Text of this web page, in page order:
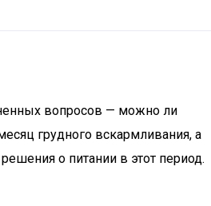
вопросов — можно ли
грудного вскармливания, а
о питании в этот период.